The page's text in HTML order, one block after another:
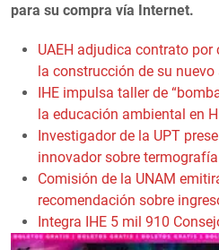
para su compra vía Internet.
UAEH adjudica contrato
la construcción de su
IHE impulsa taller de
la educación ambiental en
Investigador de la UPT
innovador sobre
Comisión de la UNAM
recomendación sobre
Integra IHE 5 mil 910